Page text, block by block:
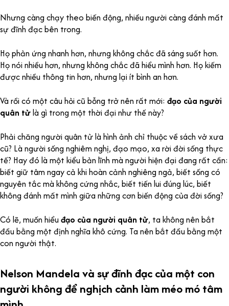
Nhưng càng chạy theo biến động, nhiều người càng đánh mất
sự đĩnh đạc bên trong.
Họ phản ứng nhanh hơn, nhưng không chắc đã sáng suốt hơn.
Họ nói nhiều hơn, nhưng không chắc đã hiểu mình hơn. Họ kiếm
được nhiều thông tin hơn, nhưng lại ít bình an hơn.
Và rồi có một câu hỏi cũ bỗng trở nên rất mới: đạo của người
quân tửlà gì trong một thời đại như thế này?
Phải chăng người quân tử là hình ảnh chỉ thuộc về sách vở xưa
cũ? Là người sống nghiêm nghị, đạo mạo, xa rời đời sống thực
tế? Hay đó là một kiểu bản lĩnh mà người hiện đại đang rất cần:
biết giữ tâm ngay cả khi hoàn cảnh nghiêng ngả, biết sống có
nguyên tắc mà không cứng nhắc, biết tiến lui đúng lúc, biết
không đánh mất mình giữa những cơn biến động của đời sống?
Có lẽ, muốn hiểu đạo của người quân tử, ta không nên bắt
đầu bằng một định nghĩa khô cứng. Ta nên bắt đầu bằng một
con người thật.
Nelson Mandela và sự đĩnh đạc của một con
người không để nghịch cảnh làm méo mó tâm